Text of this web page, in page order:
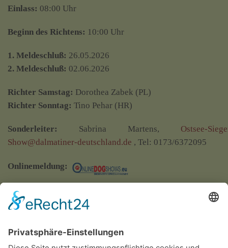
Einlass: 08:00 Uhr
Beginn des Richtens: 10:00 Uhr
1. Meldeschluß: 26.05.2026
2. Meldeschluß: 02.06.2026
Richter Samstag: Dorothea Zabek (PL)
Richter Sonntag: Tino Pehar (HR)
Sonderleiter: Sabrina Martens, Ostsee-
Show@dalmatiner-deutschland.de , Tel: 0173/6372095
Onlinemeldung:
Sponsoren:
Mailadresse:meldungen@online.de